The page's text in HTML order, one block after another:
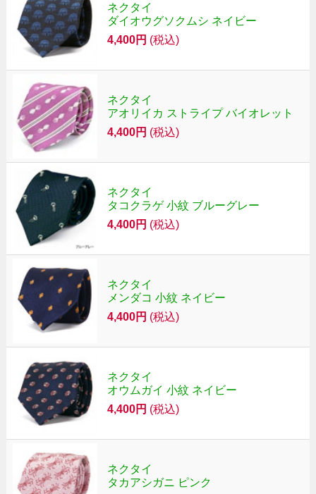
ネクタイ
ダイオウグソクムシ ネイビー
4,400円 (税込)
ネクタイ
アオリイカ ストライプ バイオレット
4,400円 (税込)
ネクタイ
タコクラゲ 小紋 ブルーグレー
4,400円 (税込)
ネクタイ
メンダコ 小紋 ネイビー
4,400円 (税込)
ネクタイ
オウムガイ 小紋 ネイビー
4,400円 (税込)
ネクタイ
タカアシガニ ピンク